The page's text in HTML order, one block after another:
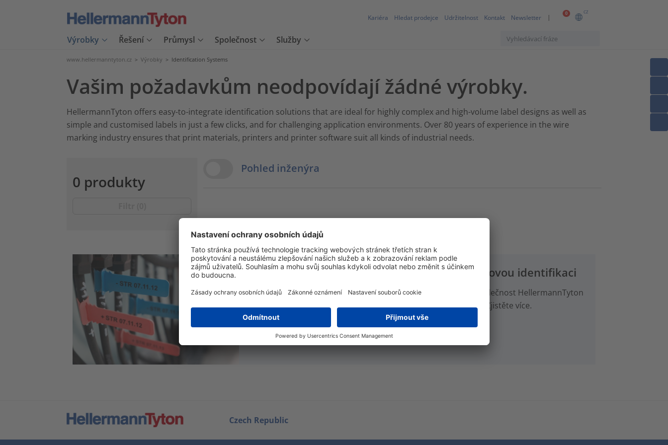
0 CZ
Kariéra Hledat prodejce Udržitelnost Kontakt Newsletter
Výrobky Řešení Průmysl Společnost Služby
www.hellermanntyton.cz > Výrobky > Identification Systems
Vašim požadavkům neodpovídají žádné výrobky.
HellermannTyton offers easy-to-integrate identification solutions that are ideal for highly complex and high-volume label designs as well as
simple and customised labels in just a few clicks, and for challenging application environments. Over 80 years of experience in the wire
marking industry ensures that print materials, printers and printer software suit all kinds of industrial needs.
0 produkty
View OptionsPohled inženýra
Značení kabelů, značení vodičů pro průmyslovou identifikaci
Hledáte etikety na kabely , na vodiče nebo kabelové štítky? Společnost HellermannTyton
nabízí široký výběr možností značení pro průmyslové použití. Zjistěte více.
Značení kabelů
Czech Republic